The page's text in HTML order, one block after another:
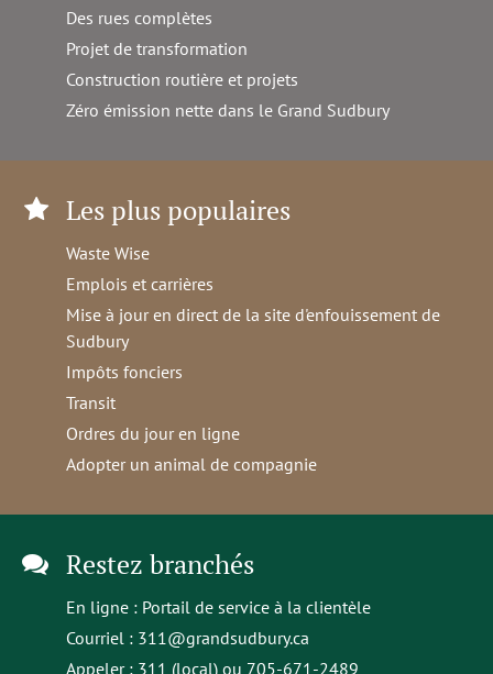
Des rues complètes
Projet de transformation
Construction routière et projets
Zéro émission nette dans le Grand Sudbury
Les plus populaires
Waste Wise
Emplois et carrières
Mise à jour en direct de la site d'enfouissement de
Sudbury
Impôts fonciers
Transit
Ordres du jour en ligne
Adopter un animal de compagnie
Restez branchés
En ligne : Portail de service à la clientèle
Courriel : 311@grandsudbury.ca
Appeler : 311 (local) ou 705-671-2489